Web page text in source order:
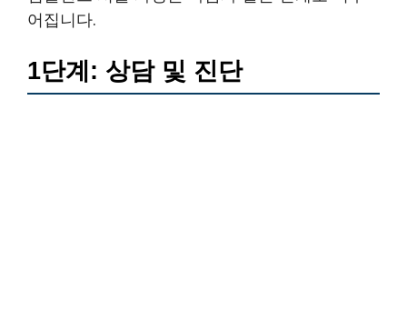
어집니다.
1단계: 상담 및 진단